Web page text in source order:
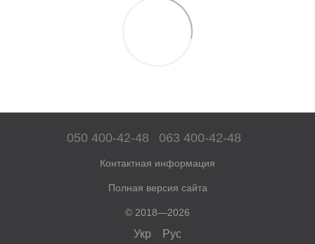
050 400-42-48 063 400-42-48
Контактная информация
Полная версия сайта
© 2018—2026
Укр Рус